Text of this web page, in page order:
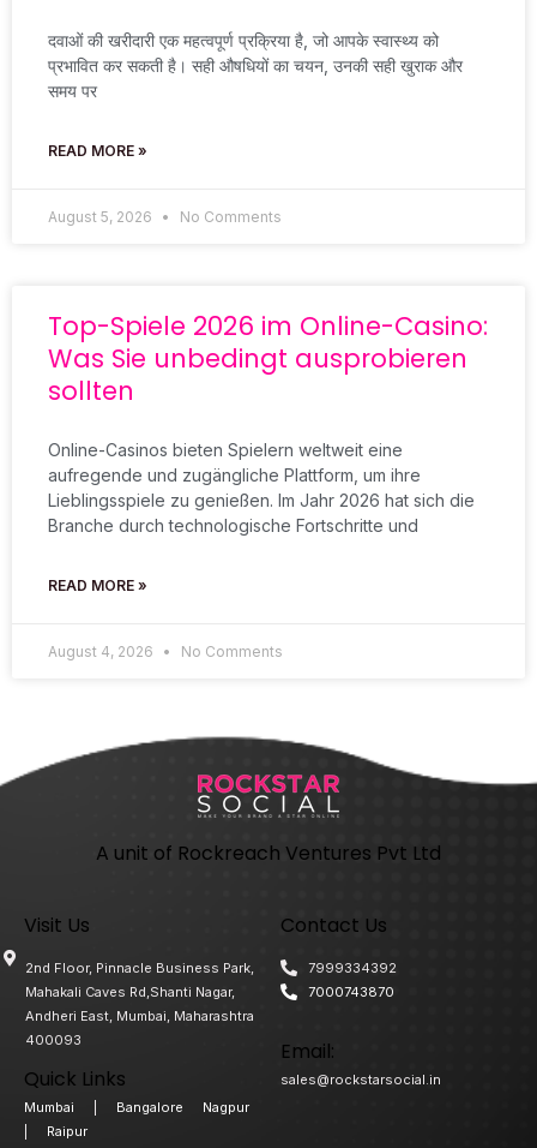
दवाओं की खरीदारी एक महत्वपूर्ण प्रक्रिया है, जो आपके स्वास्थ्य को
प्रभावित कर सकती है। सही औषधियों का चयन, उनकी सही खुराक और
समय पर
READ MORE »
August 5, 2026 No Comments
Top-Spiele 2026 im Online-Casino:
Was Sie unbedingt ausprobieren
sollten
Online-Casinos bieten Spielern weltweit eine
aufregende und zugängliche Plattform, um ihre
Lieblingsspiele zu genießen. Im Jahr 2026 hat sich die
Branche durch technologische Fortschritte und
READ MORE »
August 4, 2026 No Comments
A unit of Rockreach Ventures Pvt Ltd
Visit Us
2nd Floor, Pinnacle Business Park,
Mahakali Caves Rd,Shanti Nagar,
Andheri East, Mumbai, Maharashtra
400093
Quick Links
Mumbai Bangalore
Nagpur
Raipur
Contact Us
7999334392
7000743870
Email:
sales@rockstarsocial.in